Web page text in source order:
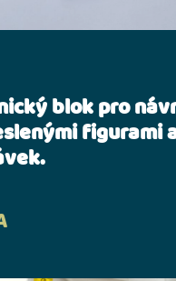
blok pro
figurami